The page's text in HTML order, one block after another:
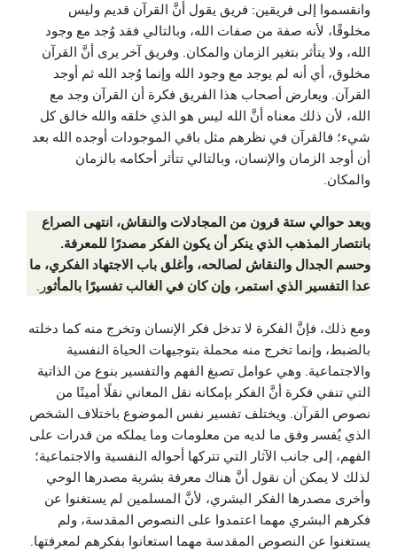
وانقسموا إلى فريقين: فريق يقول أنَّ القرآن قديم وليس
مخلوقًا، لأنه صفة من صفات الله، وبالتالي فقد وُجد مع وجود
الله، ولا يتأثر بتغير الزمان والمكان. وفريق آخر يرى أنَّ القرآن
مخلوق، أي أنه لم يوجد مع وجود الله وإنما وُجد الله ثم أوجد
القرآن. ويعارض أصحاب هذا الفريق فكرة أن القرآن وجد مع
الله، لأن ذلك معناه أنَّ الله ليس هو الذي خلقه والله خالق كل
شيء؛ فالقرآن في نظرهم مثل باقي الموجودات أوجده الله بعد
أن أوجد الزمان والإنسان، وبالتالي تتأثر أحكامه بالزمان
والمكان.
وبعد حوالي ستة قرون من المجادلات والنقاش، انتهى الصراع
بانتصار المذهب الذي ينكر أن يكون الفكر مصدرًا للمعرفة.
وحسم الجدال والنقاش لصالحه، وأغلق باب الاجتهاد الفكري، ما
عدا التفسير الذي استمر، وإن كان في الغالب تفسيرًا بالمأثور.
ومع ذلك، فإنَّ الفكرة لا تدخل فكر الإنسان وتخرج منه كما دخلته
بالضبط، وإنما تخرج منه محملة بتوجيهات الحياة النفسية
والاجتماعية. وهي عوامل تصبغ الفهم والتفسير بنوع من الذاتية
التي تنفي فكرة أنَّ الفكر بإمكانه نقل المعاني نقلًا أمينًا من
نصوص القرآن. ويختلف تفسير نفس الموضوع باختلاف الشخص
الذي يُفسر وفق ما لديه من معلومات وما يملكه من قدرات على
الفهم، إلى جانب الآثار التي تتركها أحواله النفسية والاجتماعية؛
لذلك لا يمكن أن نقول أنَّ هناك معرفة بشرية مصدرها الوحي
وأخرى مصدرها الفكر البشري، لأنَّ المسلمين لم يستغنوا عن
فكرهم البشري مهما اعتمدوا على النصوص المقدسة، ولم
يستغنوا عن النصوص المقدسة مهما استعانوا بفكرهم لمعرفتها.